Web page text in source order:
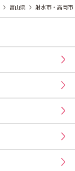
富山県 射水市・高岡市